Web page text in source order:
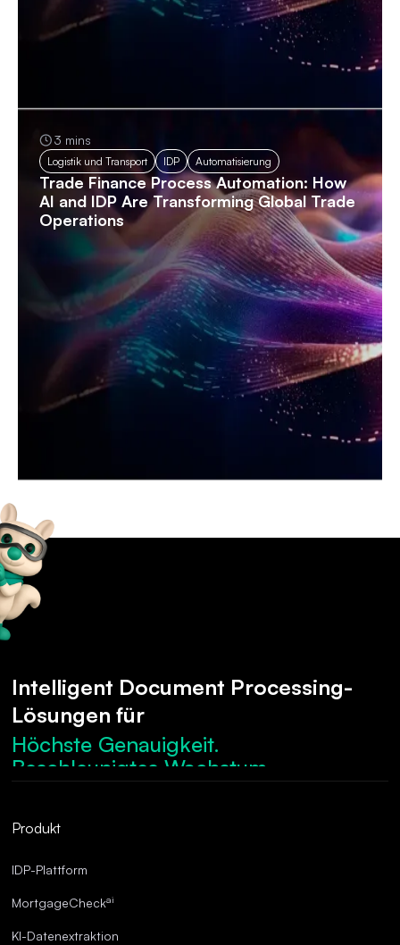
3 mins
Logistik und Transport IDP Automatisierung
Trade Finance Process Automation: How
AI and IDP Are Transforming Global Trade
Operations
Intelligent Document Processing-
Lösungen für
Höchste Genauigkeit.
Beschleunigtes Wachstum.
Robuste Compliance.
Überragende Genauigkeit.
Produkt
IDP-Plattform
MortgageCheckai
KI-Datenextraktion